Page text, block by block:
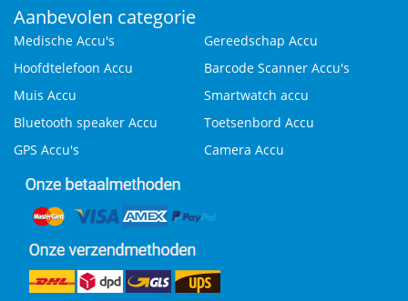
Aanbevolen categorie
Medische Accu's
Gereedschap Accu
Hoofdtelefoon Accu
Barcode Scanner Accu's
Muis Accu
Smartwatch accu
Bluetooth speaker Accu
Toetsenbord Accu
GPS Accu's
Camera Accu